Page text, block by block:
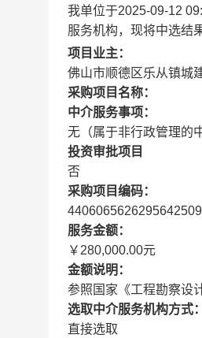
我单位于2025-09-12
服务机构，现将中选结
项目业主：
佛山市顺德区乐从镇城
采购项目名称：
中介服务事项：
无（属于非行政管理的
投资审批项目
否
采购项目编码：
服务金额：
￥280,000.00元
金额说明：
参照国家《工程勘察设
选取中介服务机构方式：
直接选取